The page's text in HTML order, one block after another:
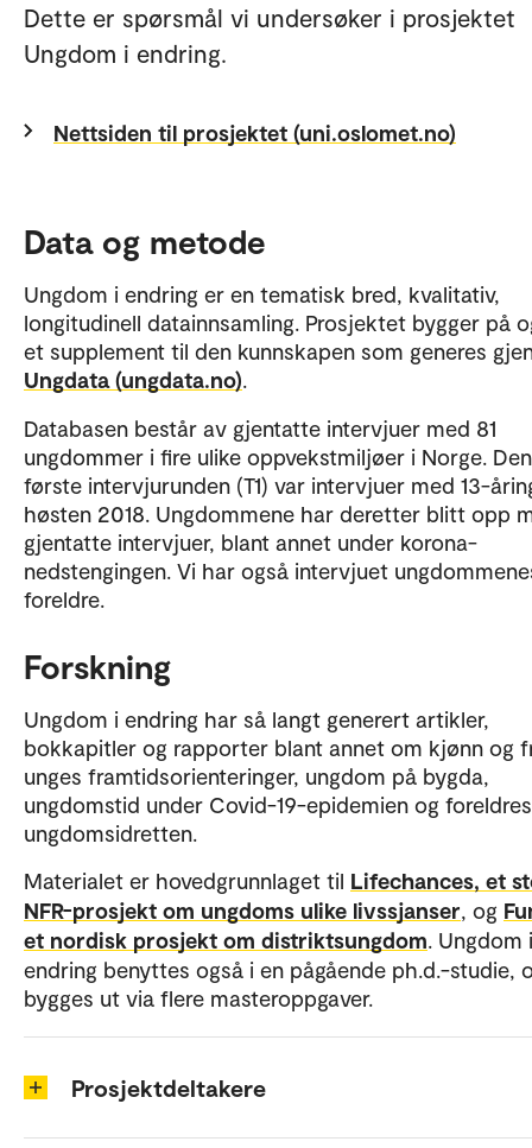
Dette er spørsmål vi undersøker i prosjektet
Ungdom i endring.
Nettsiden til prosjektet (uni.oslomet.no)
Data og metode
Ungdom i endring er en tematisk bred, kvalitativ,
longitudinell datainnsamling. Prosjektet bygger på
et supplement til den kunnskapen som generes
Ungdata (ungdata.no)
Databasen består av gjentatte intervjuer med 81
ungdommer i fire ulike oppvekstmiljøer i Norge. Den
første intervjurunden (T1) var intervjuer med 13-
høsten 2018. Ungdommene har deretter blitt opp
gjentatte intervjuer, blant annet under korona-
nedstengingen. Vi har også intervjuet
foreldre.
Forskning
Ungdom i endring har så langt generert artikler,
bokkapitler og rapporter blant annet om kjønn og
unges framtidsorienteringer, ungdom på bygda,
ungdomstid under Covid-19-epidemien og
ungdomsidretten.
Materialet er hovedgrunnlaget til Lifechances, et
NFR-prosjekt om ungdoms ulike livssjanser , og
et nordisk prosjekt om distriktsungdom . Ungdom i
endring benyttes også i en pågående ph.d.-studie,
bygges ut via flere masteroppgaver.
Prosjektdeltakere